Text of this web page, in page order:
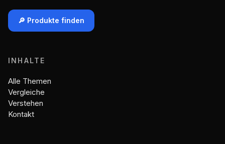
🔎 Produkte finden
INHALTE
Alle Themen
Vergleiche
Verstehen
Kontakt